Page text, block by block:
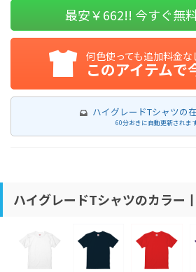
最安￥662!! 今すぐ無
何色使っても追加料金な
このアイテムで
ハイグレードTシャツの
60分おきに自動更新されま
ハイグレードTシャツのカラー